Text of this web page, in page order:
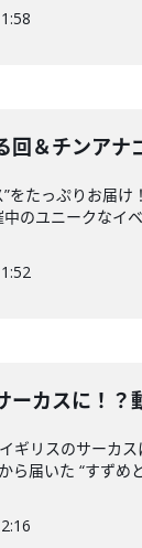
回＆チンアナ
をたっぷりお届
のユニークなイ
ーカスに！
ギリスのサーカ
ら届いた “すずめ